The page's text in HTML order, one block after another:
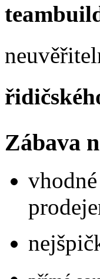
Zábava